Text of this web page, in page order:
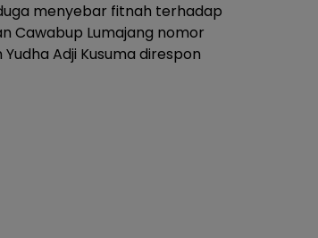
menyebar fitnah terhadap
Cawabup Lumajang nomor
Adji Kusuma direspon